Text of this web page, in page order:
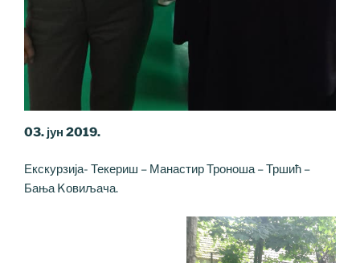
03. јун 2019.
Екскурзија- Текериш – Манастир Троноша – Тршић –
Бања Kовиљача.